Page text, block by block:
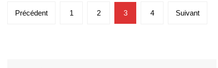
Pagination
Précédent 1 2 3 4 Suivant